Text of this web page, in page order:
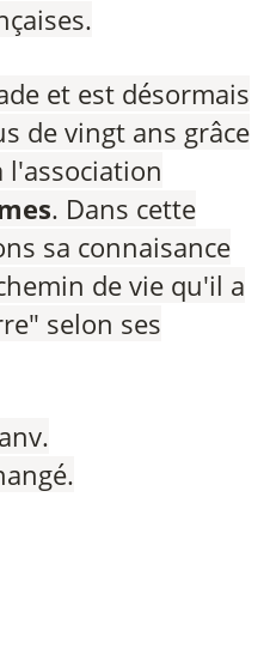
et est désormais
de vingt ans grâce
l'association
. Dans cette
sa connaisance
de vie qu'il a
selon ses